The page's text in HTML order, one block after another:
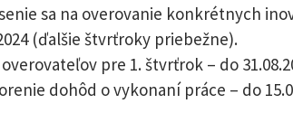
sa na overovanie konkrétnych
(ďalšie štvrťroky priebežne).
pre 1. štvrťrok – do
dohôd o vykonaní práce – do